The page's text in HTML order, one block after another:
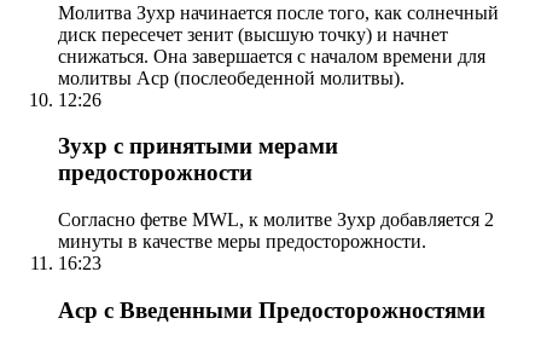
Молитва Зухр начинается после того, как солнечный
диск пересечет зенит (высшую точку) и начнет
снижаться. Она завершается с началом времени для
молитвы Аср (послеобеденной молитвы).
12:26
Зухр с принятыми мерами
предосторожности
Согласно фетве MWL, к молитве Зухр добавляется 2
минуты в качестве меры предосторожности.
16:23
Аср с Введенными Предосторожностями